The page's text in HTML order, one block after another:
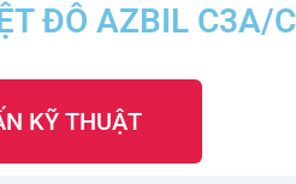
ĐÔ AZBIL C3A/
KỸ THUẬT